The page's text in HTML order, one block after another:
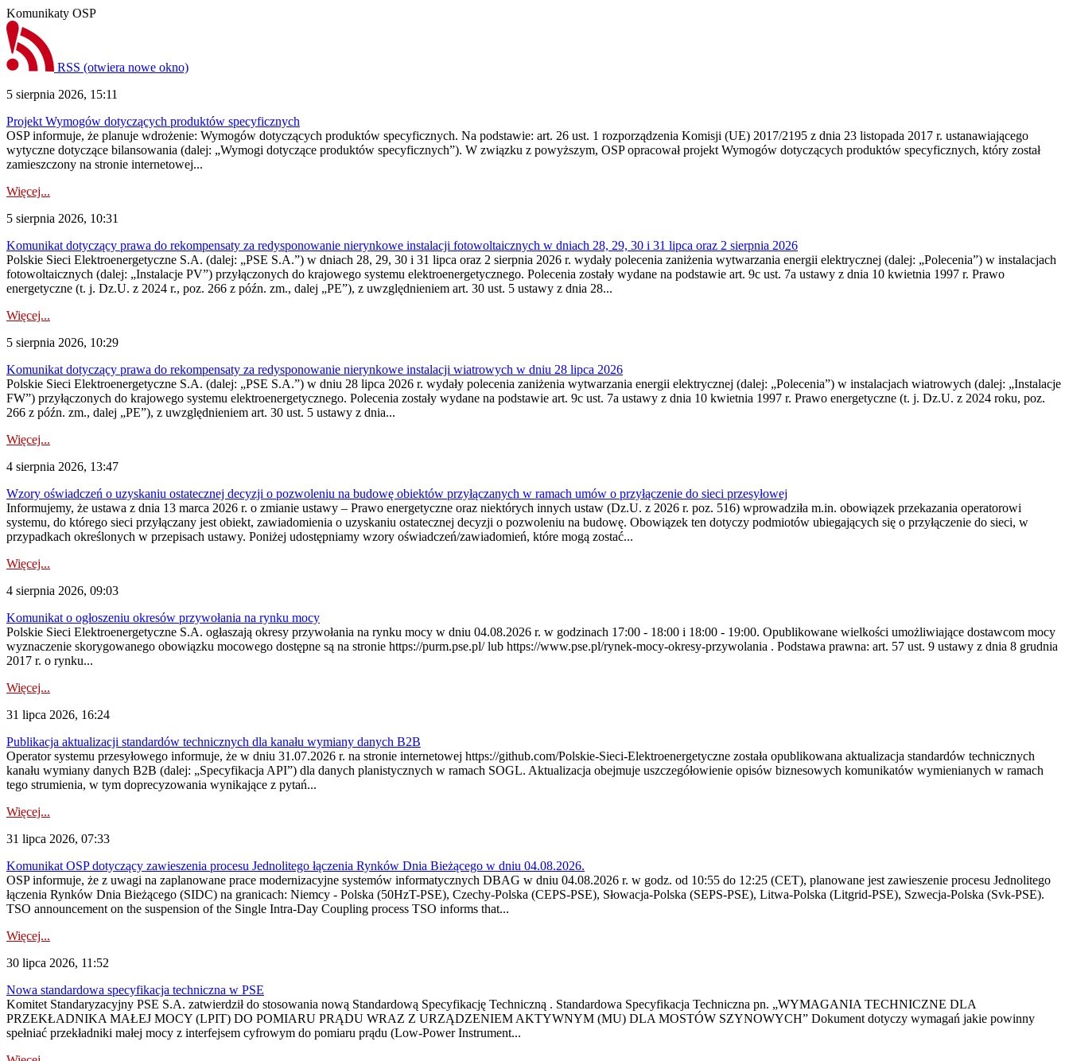
Komunikaty OSP
RSS (otwiera nowe okno)
5 sierpnia 2026, 15:11
Projekt Wymogów dotyczących produktów specyficznych
OSP informuje, że planuje wdrożenie: Wymogów dotyczących produktów specyficznych. Na podstawie: art. 26 ust. 1 rozporządzenia Komisji (UE) 2017/2195 z dnia 23‍ listopada 2017 r. ustanawiającego
wytyczne dotyczące bilansowania (dalej: „Wymogi dotyczące produktów specyficznych”). W związku z powyższym, OSP opracował projekt Wymogów dotyczących produktów specyficznych, który został
zamieszczony na stronie internetowej...
Więcej...
5 sierpnia 2026, 10:31
Komunikat dotyczący prawa do rekompensaty za redysponowanie nierynkowe instalacji fotowoltaicznych w dniach 28, 29, 30 i 31 lipca oraz 2 sierpnia 2026
Polskie Sieci Elektroenergetyczne S.A. (dalej: „PSE S.A.”) w dniach 28, 29, 30 i 31 lipca oraz 2 sierpnia 2026 r. wydały polecenia zaniżenia wytwarzania energii elektrycznej (dalej: „Polecenia”) w instalacjach
fotowoltaicznych (dalej: „Instalacje PV”) przyłączonych do krajowego systemu elektroenergetycznego. Polecenia zostały wydane na podstawie art. 9c ust. 7a ustawy z dnia 10 kwietnia 1997 r. Prawo
energetyczne (t. j. Dz.U. z 2024 r., poz. 266 z późn. zm., dalej „PE”), z uwzględnieniem art. 30 ust. 5 ustawy z dnia 28...
Więcej...
5 sierpnia 2026, 10:29
Komunikat dotyczący prawa do rekompensaty za redysponowanie nierynkowe instalacji wiatrowych w dniu 28 lipca 2026
Polskie Sieci Elektroenergetyczne S.A. (dalej: „PSE S.A.”) w dniu 28 lipca 2026 r. wydały polecenia zaniżenia wytwarzania energii elektrycznej (dalej: „Polecenia”) w instalacjach wiatrowych (dalej: „Instalacje
FW”) przyłączonych do krajowego systemu elektroenergetycznego. Polecenia zostały wydane na podstawie art. 9c ust. 7a ustawy z dnia 10 kwietnia 1997 r. Prawo energetyczne (t. j. Dz.U. z 2024 roku, poz.
266 z późn. zm., dalej „PE”), z uwzględnieniem art. 30 ust. 5 ustawy z dnia...
Więcej...
4 sierpnia 2026, 13:47
Wzory oświadczeń o uzyskaniu ostatecznej decyzji o pozwoleniu na budowę obiektów przyłączanych w ramach umów o przyłączenie do sieci przesyłowej
Informujemy, że ustawa z dnia 13 marca 2026 r. o zmianie ustawy – Prawo energetyczne oraz niektórych innych ustaw (Dz.U. z 2026 r. poz. 516) wprowadziła m.in. obowiązek przekazania operatorowi
systemu, do którego sieci przyłączany jest obiekt, zawiadomienia o uzyskaniu ostatecznej decyzji o pozwoleniu na budowę. Obowiązek ten dotyczy podmiotów ubiegających się o przyłączenie do sieci, w
przypadkach określonych w przepisach ustawy. Poniżej udostępniamy wzory oświadczeń/zawiadomień, które mogą zostać...
Więcej...
4 sierpnia 2026, 09:03
Komunikat o ogłoszeniu okresów przywołania na rynku mocy
Polskie Sieci Elektroenergetyczne S.A. ogłaszają okresy przywołania na rynku mocy w dniu 04.08.2026 r. w godzinach 17:00 - 18:00 i 18:00 - 19:00. Opublikowane wielkości umożliwiające dostawcom mocy
wyznaczenie skorygowanego obowiązku mocowego dostępne są na stronie https://purm.pse.pl/ lub https://www.pse.pl/rynek-mocy-okresy-przywolania . Podstawa prawna: art. 57 ust. 9 ustawy z dnia 8 grudnia
2017 r. o rynku...
Więcej...
31 lipca 2026, 16:24
Publikacja aktualizacji standardów technicznych dla kanału wymiany danych B2B
Operator systemu przesyłowego informuje, że w dniu 31.07.2026 r. na stronie internetowej https://github.com/Polskie-Sieci-Elektroenergetyczne została opublikowana aktualizacja standardów technicznych
kanału wymiany danych B2B (dalej: „Specyfikacja API”) dla danych planistycznych w ramach SOGL. Aktualizacja obejmuje uszczegółowienie opisów biznesowych komunikatów wymienianych w ramach
tego strumienia, w tym doprecyzowania wynikające z pytań...
Więcej...
31 lipca 2026, 07:33
Komunikat OSP dotyczący zawieszenia procesu Jednolitego łączenia Rynków Dnia Bieżącego w dniu 04.08.2026.
OSP informuje, że z uwagi na zaplanowane prace modernizacyjne systemów informatycznych DBAG w dniu 04.08.2026 r. w godz. od 10:55 do 12:25 (CET), planowane jest zawieszenie procesu Jednolitego
łączenia Rynków Dnia Bieżącego (SIDC) na granicach: Niemcy - Polska (50HzT-PSE), Czechy-Polska (CEPS-PSE), Słowacja-Polska (SEPS-PSE), Litwa-Polska (Litgrid-PSE), Szwecja-Polska (Svk-PSE).
TSO announcement on the suspension of the Single Intra-Day Coupling process TSO informs that...
Więcej...
30 lipca 2026, 11:52
Nowa standardowa specyfikacja techniczna w PSE
Komitet Standaryzacyjny PSE S.A. zatwierdził do stosowania nową Standardową Specyfikację Techniczną . Standardowa Specyfikacja Techniczna pn. „WYMAGANIA TECHNICZNE DLA
PRZEKŁADNIKA MAŁEJ MOCY (LPIT) DO POMIARU PRĄDU WRAZ Z URZĄDZENIEM AKTYWNYM (MU) DLA MOSTÓW SZYNOWYCH” Dokument dotyczy wymagań jakie powinny
spełniać przekładniki małej mocy z interfejsem cyfrowym do pomiaru prądu (Low-Power Instrument...